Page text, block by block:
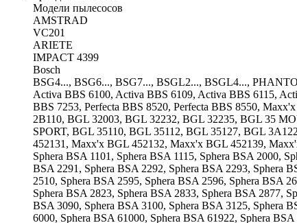
Модели пылесосов
AMSTRAD
VC201
ARIETE
IMPACT 4399
Bosch
BSG4..., BSG6..., BSG7..., BSGL2..., BSGL4...,
Activa BBS 6100, Activa BBS 6109, Activa BBS 6115,
BBS 7253, Perfecta BBS 8520, Perfecta BBS 8550,
2B110, BGL 32003, BGL 32232, BGL 32235, BGL 35
SPORT, BGL 35110, BGL 35112, BGL 35127, BGL
452131, Maxx'x BGL 452132, Maxx'x BGL 452139,
Sphera BSA 1101, Sphera BSA 1115, Sphera BSA 2000,
BSA 2291, Sphera BSA 2292, Sphera BSA 2293, Sphera
2510, Sphera BSA 2595, Sphera BSA 2596, Sphera BSA
Sphera BSA 2823, Sphera BSA 2833, Sphera BSA 2877,
BSA 3090, Sphera BSA 3100, Sphera BSA 3125, Sphera
6000, Sphera BSA 61000, Sphera BSA 61922, Sphera